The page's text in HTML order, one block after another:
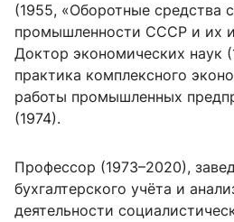
(1955, «Оборотные средства
промышленности СССР и их
Доктор экономических наук
практика комплексного
работы промышленных
(1974).
Профессор (1973–2020),
бухгалтерского учёта и
деятельности